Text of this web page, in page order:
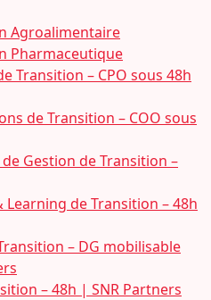
Agroalimentaire
Pharmaceutique
Transition – CPO sous 48h
de Transition – COO sous
Gestion de Transition –
de Transition – 48h
– DG mobilisable
– 48h | SNR Partners